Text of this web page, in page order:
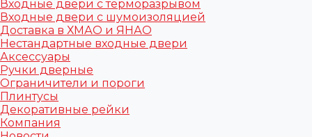
Входные двери с терморазрывом
Входные двери с шумоизоляцией
Доставка в ХМАО и ЯНАО
Нестандартные входные двери
Аксессуары
Ручки дверные
Ограничители и пороги
Плинтусы
Декоративные рейки
Компания